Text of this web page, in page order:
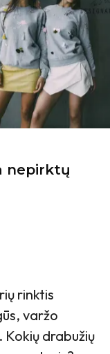
nepirktų
rinktis
varžo
Kokių drabužių